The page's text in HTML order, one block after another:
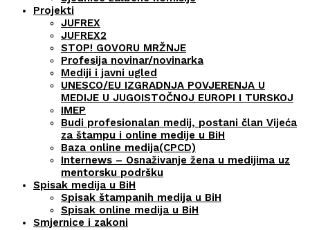
Projekti
JUFREX
JUFREX2
STOP! GOVORU MRŽNJE
Profesija novinar/novinarka
Mediji i javni ugled
UNESCO/EU IZGRADNJA POVJERENJA U
MEDIJE U JUGOISTOČNOJ EUROPI I TURSKOJ
IMEP
Budi profesionalan medij, postani član Vijeća
za štampu i online medije u BiH
Baza online medija(CPCD)
Internews – Osnaživanje žena u medijima uz
mentorsku podršku
Spisak medija u BiH
Spisak štampanih medija u BiH
Spisak online medija u BiH
Smjernice i zakoni